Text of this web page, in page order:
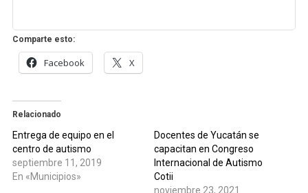
Comparte esto:
Facebook X
Relacionado
Entrega de equipo en el
centro de autismo
septiembre 11, 2019
En «Municipios»
Docentes de Yucatán se
capacitan en Congreso
Internacional de Autismo
Cotii
noviembre 23, 2021